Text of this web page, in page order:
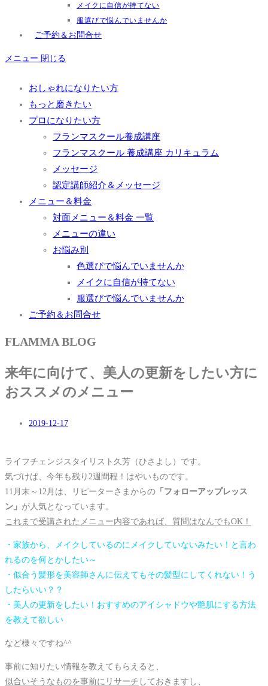
メイクに自信が持てない
服選びで悩んでいませんか
ご予約＆お問合せ
メニュー 閉じる
おしゃれになりたい方
もっと磨きたい
プロになりたい方
フランマスクール養成講座
フランマスクール 養成講座 カリキュラム
メッセージ
認定講師紹介＆メッセージ
メニュー＆料金
対面メニュー＆料金 一覧
メニューの違い
お悩み別
色選びで悩んでいませんか
メイクに自信が持てない
服選びで悩んでいませんか
ご予約＆お問合せ
FLAMMA BLOG
来年に向けて、美人の更新をしたい方に
おススメのメニュー
2019-12-17
ライフチェンジスタイリスト久芳（ひさよし）です。
気づけば、今年も残り2週間程！はやいものです。
11月末～12月は、リピーターさまからの 「フォローアップレッス
ン」 が人気となっています。
これまで受講されたメニュー内容であれば、質問はなんでもOK！
・家族から、メイクしているのにメイクしていないみたい！と言わ
れるのを何とかしたい～
・似合う髪形を美容師さんに伝えてもその髪型にしてくれない！う
したらいい？？
・美人の更新をしたい！おすすめのアイシャドウや艶肌にする方法
を教えて欲しい
など様々ですね^^
事前に知りたい情報を教えてもらえると、
似合いそうなものを事前にリサーチ しておきますし、